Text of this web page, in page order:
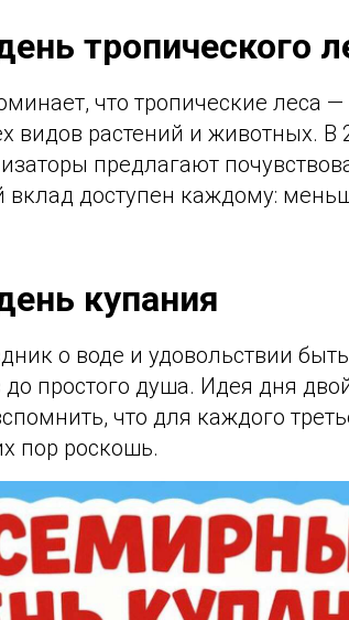
тропического
что тропические леса —
видов растений и животных. В
предлагают
доступен каждому:
купания
о воде и удовольствии
простого душа. Идея дня
что для каждого
пор роскошь.